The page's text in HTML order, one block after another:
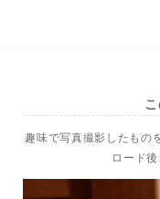
趣味で写真撮影したもの
ロード